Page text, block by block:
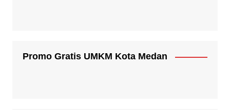
Promo Gratis UMKM Kota Medan